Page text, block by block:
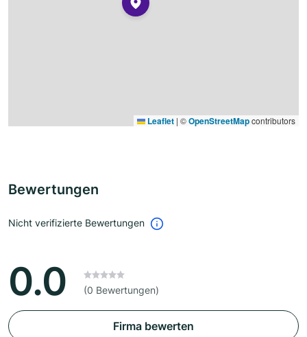
Leaflet | ©OpenStreetMapcontributors
Bewertungen
Nicht verifizierte Bewertungen
0.0 (0 Bewertungen)
Firma bewerten